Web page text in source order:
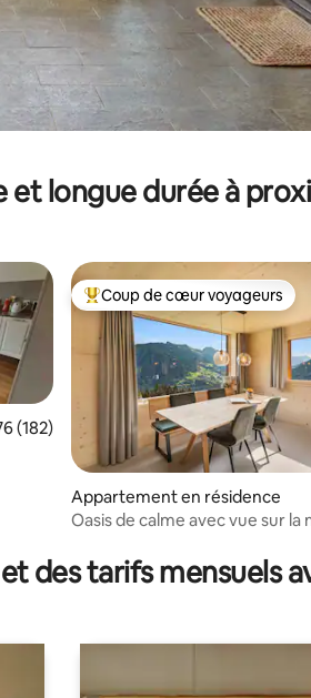
et longue durée à
: 5 sur 5
moyenne sur la base de 182
(182)
Coups de cœur voyageurs les
Coup de cœur voyageurs
Appartement en résidence
Oasis de calme avec vue sur la
des tarifs mensuels